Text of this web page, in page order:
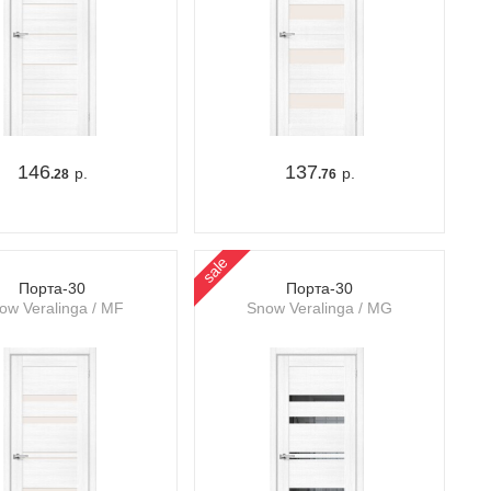
146.28 р. 137.76 р.
Порта-30
Veralinga / MF
sale
Порта-30
Snow Veralinga / MG